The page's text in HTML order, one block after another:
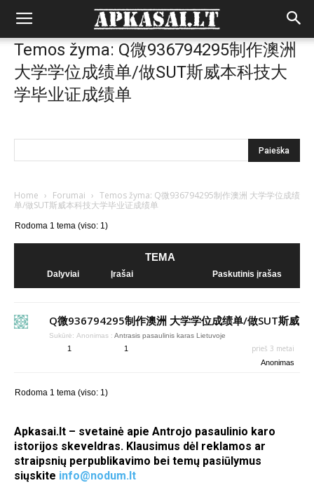
Temos žyma: Q微936794295制作澳洲
大学学位成绩单/做SUT斯威本科技大
学毕业证成绩单
Home › Forumai › Temos žyma: Q微936794295制作澳洲 大学学位成绩
单/做SUT斯威本科技大学毕业证成绩单
Rodoma 1 tema (viso: 1)
TEMA
Dalyviai Įrašai Paskutinis įrašas
Q微936794295制作澳洲 大学学位成绩单/做SUT斯威
Sukūrė: Anonimas : Antrasis pasaulinis karas Lietuvoje
1 1 prieš 3 metai
Anonimas
Rodoma 1 tema (viso: 1)
Apkasai.lt – svetainė apie Antrojo pasaulinio karo
istorijos skeveldras. Klausimus dėl reklamos ar
straipsnių perpublikavimo bei temų pasiūlymus
siųskite info@nodum.lt